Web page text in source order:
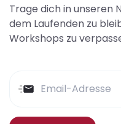
Trage dich in unseren
dem Laufenden zu
Workshops zu